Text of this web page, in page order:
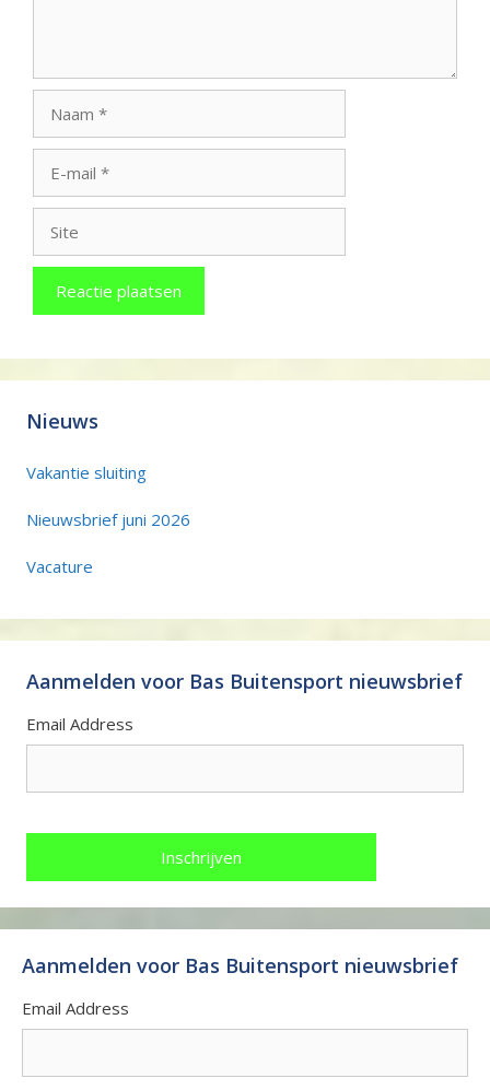
mail
Nieuws
Vakantie sluiting
Nieuwsbrief juni 2026
Vacature
Aanmelden voor Bas Buitensport nieuwsbrief
Email Address
Aanmelden voor Bas Buitensport nieuwsbrief
Email Address